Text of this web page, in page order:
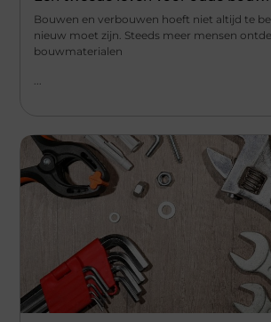
Bouwen en verbouwen hoeft niet altijd te
nieuw moet zijn. Steeds meer mensen
bouwmaterialen